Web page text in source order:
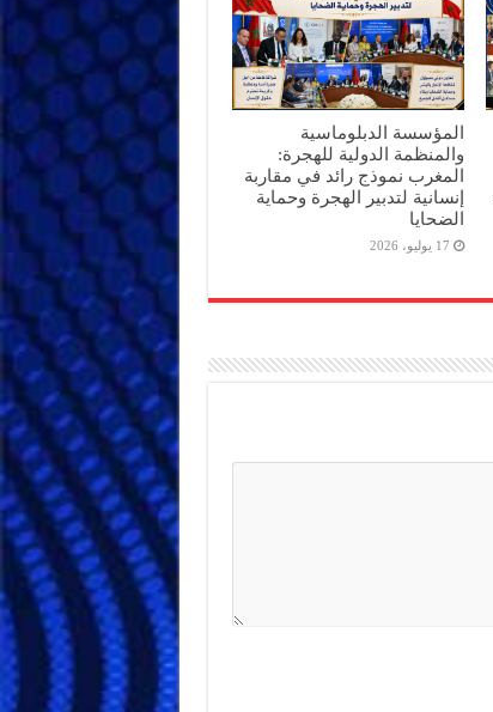
المؤسسة الدبلوماسية
والمنظمة الدولية للهجرة:
المغرب نموذج رائد في مقاربة
إنسانية لتدبير الهجرة وحماية
الضحايا
17 يوليو، 2026